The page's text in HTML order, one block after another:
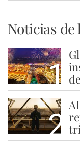
Noticias de
1
2